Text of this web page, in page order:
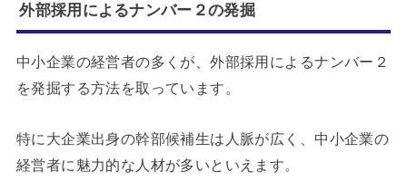
外部採用によるナンバー２の発掘
中小企業の経営者の多くが、外部採用によるナンバー２
を発掘する方法を取っています。
特に大企業出身の幹部候補生は人脈が広く、中小企業の
経営者に魅力的な人材が多いといえます。